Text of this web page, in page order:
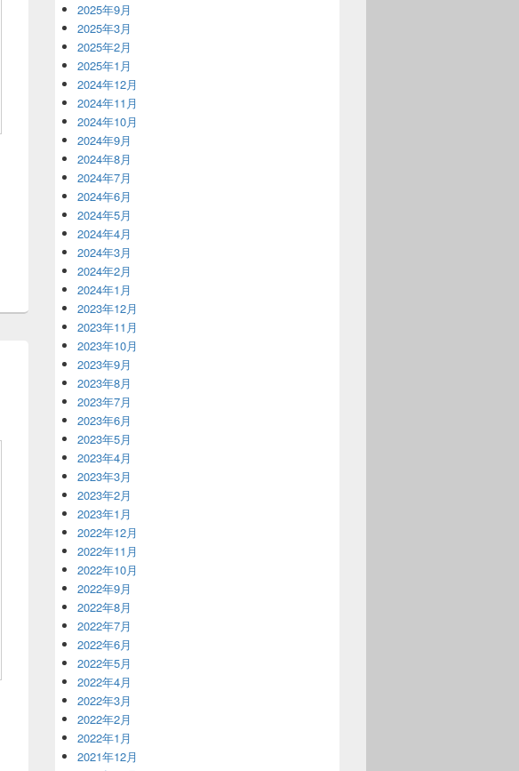
2025年9月
2025年3月
2025年2月
2025年1月
2024年12月
2024年11月
2024年10月
2024年9月
2024年8月
2024年7月
2024年6月
2024年5月
2024年4月
2024年3月
2024年2月
2024年1月
2023年12月
2023年11月
2023年10月
2023年9月
2023年8月
2023年7月
2023年6月
2023年5月
2023年4月
2023年3月
2023年2月
2023年1月
2022年12月
2022年11月
2022年10月
2022年9月
2022年8月
2022年7月
2022年6月
2022年5月
2022年4月
2022年3月
2022年2月
2022年1月
2021年12月